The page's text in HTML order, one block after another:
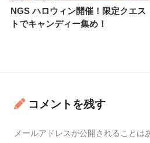
NGS ハロウィン開催！限定クエス
トでキャンディー集め！
コメントを残す
メールアドレスが公開されることは